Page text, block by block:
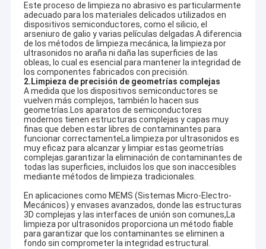
Este proceso de limpieza no abrasivo es particularmente
adecuado para los materiales delicados utilizados en
dispositivos semiconductores, como el silicio, el
arseniuro de galio y varias películas delgadas.A diferencia
de los métodos de limpieza mecánica, la limpieza por
ultrasonidos no araña ni daña las superficies de las
obleas, lo cual es esencial para mantener la integridad de
los componentes fabricados con precisión.
2. Limpieza de precisión de geometrías complejas
A medida que los dispositivos semiconductores se
vuelven más complejos, también lo hacen sus
geometrías.Los aparatos de semiconductores
modernos tienen estructuras complejas y capas muy
finas que deben estar libres de contaminantes para
funcionar correctamenteLa limpieza por ultrasonidos es
muy eficaz para alcanzar y limpiar estas geometrías
complejas.garantizar la eliminación de contaminantes de
todas las superficies, incluidos los que son inaccesibles
mediante métodos de limpieza tradicionales.
En aplicaciones como MEMS (Sistemas Micro-Electro-
Mecánicos) y envases avanzados, donde las estructuras
3D complejas y las interfaces de unión son comunes,La
limpieza por ultrasonidos proporciona un método fiable
para garantizar que los contaminantes se eliminen a
fondo sin comprometer la integridad estructural.